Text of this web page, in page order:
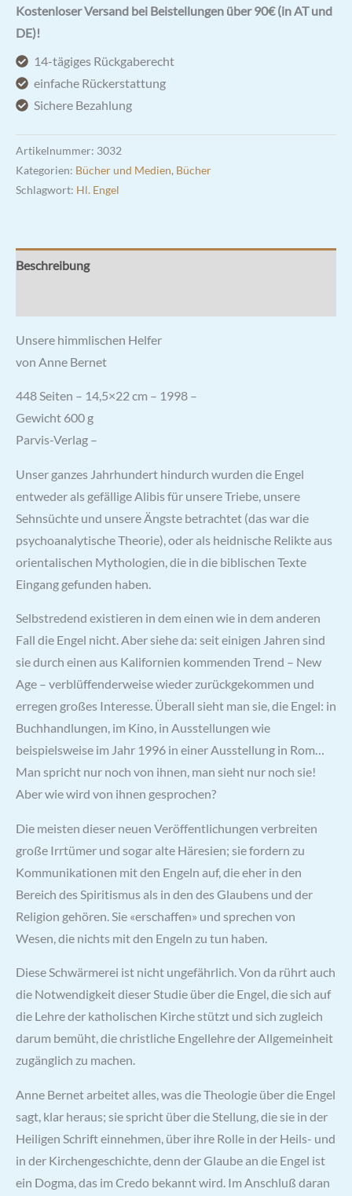
unsere
himmlischen
Helfer
Menge
Kostenloser Versand bei Beistellungen über 90€ (in AT und
DE)!
14-tägiges Rückgaberecht
einfache Rückerstattung
Sichere Bezahlung
Artikelnummer: 3032
Kategorien: Bücher und Medien, Bücher
Schlagwort: Hl. Engel
Beschreibung
Unsere himmlischen Helfer
von Anne Bernet
448 Seiten – 14,5×22 cm – 1998 –
Gewicht 600 g
Parvis-Verlag –
Unser ganzes Jahrhundert hindurch wurden die Engel
entweder als gefällige Alibis für unsere Triebe, unsere
Sehnsüchte und unsere Ängste betrachtet (das war die
psychoanalytische Theorie), oder als heidnische Relikte aus
orientalischen Mythologien, die in die biblischen Texte
Eingang gefunden haben.
Selbstredend existieren in dem einen wie in dem anderen
Fall die Engel nicht. Aber siehe da: seit einigen Jahren sind
sie durch einen aus Kalifornien kommenden Trend – New
Age – verblüffenderweise wieder zurückgekommen und
erregen großes Interesse. Überall sieht man sie, die Engel: in
Buchhandlungen, im Kino, in Ausstellungen wie
beispielsweise im Jahr 1996 in einer Ausstellung in Rom…
Man spricht nur noch von ihnen, man sieht nur noch sie!
Aber wie wird von ihnen gesprochen?
Die meisten dieser neuen Veröffentlichungen verbreiten
große Irrtümer und sogar alte Häresien; sie fordern zu
Kommunikationen mit den Engeln auf, die eher in den
Bereich des Spiritismus als in den des Glaubens und der
Religion gehören. Sie «erschaffen» und sprechen von
Wesen, die nichts mit den Engeln zu tun haben.
Diese Schwärmerei ist nicht ungefährlich. Von da rührt auch
die Notwendigkeit dieser Studie über die Engel, die sich auf
die Lehre der katholischen Kirche stützt und sich zugleich
darum bemüht, die christliche Engellehre der Allgemeinheit
zugänglich zu machen.
Anne Bernet arbeitet alles, was die Theologie über die Engel
sagt, klar heraus; sie spricht über die Stellung, die sie in der
Heiligen Schrift einnehmen, über ihre Rolle in der Heils- und
in der Kirchengeschichte, denn der Glaube an die Engel ist
ein Dogma, das im Credo bekannt wird. Im Anschluß daran